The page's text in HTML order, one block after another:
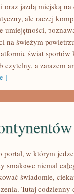
oraz jazdą miejską na
ale raczej
umiejętności,
na świeżym
świat sportów
czytelny, a zarazem
]
portal, w którym
smakowe niemal
świadomie,
Tutaj codzienny